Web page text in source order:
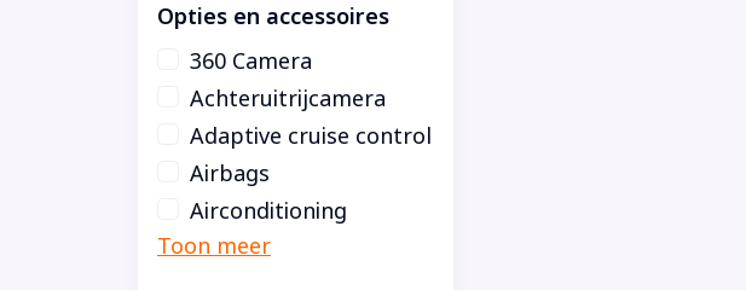
Opties en accessoires
360 Camera
Achteruitrijcamera
Adaptive cruise control
Airbags
Airconditioning